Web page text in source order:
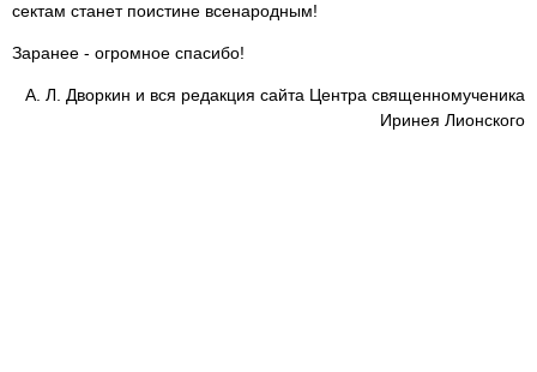
сектам станет поистине всенародным!
Заранее - огромное спасибо!
А. Л. Дворкин и вся редакция сайта Центра священномученика
Иринея Лионского